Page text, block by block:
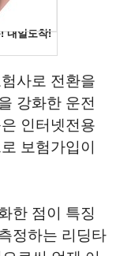
사로 전환을
강화한 운전
인터넷전용
보험가입이
한 점이 특징
정하는 리딩타